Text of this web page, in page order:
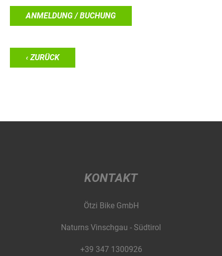
ANMELDUNG / BUCHUNG
‹ ZURÜCK
KONTAKT
Ötzi Bike GmbH
Naturns Vinschgau - Südtirol
+39 347 1300926